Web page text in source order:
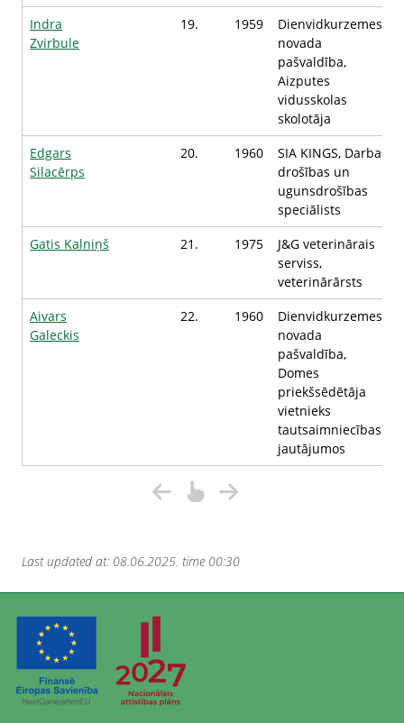
Indra
Zvirbule
19. 1959
Dienvidkurzemes
novada
pašvaldība,
Aizputes
vidusskolas
skolotāja
Edgars
Silacērps
20. 1960
SIA KINGS, Darba
drošības un
ugunsdrošības
speciālists
Gatis Kalniņš
21. 1975
J&G veterinārais
serviss,
veterinārārsts
Aivars
Galeckis
22. 1960
Dienvidkurzemes
novada
pašvaldība,
Domes
priekšsēdētāja
vietnieks
tautsaimniecības
jautājumos
Last updated at: 08.06.2025. time 00:30